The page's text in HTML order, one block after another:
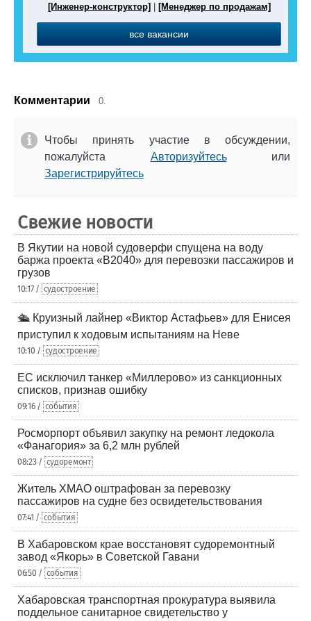
[Инженер-конструктор]| [Менеджер по продажам]
все вакансии
Комментарии 0.
Чтобы принять участие в обсуждении,
пожалуйста Авторизуйтесьили
Зарегистрируйтесь
Свежие новости
В Якутии на новой судоверфи спущена на воду
баржа проекта «В2040» для перевозки пассажиров и
грузов
10:17 / судостроение
🛳️ Круизный лайнер «Виктор Астафьев» для Енисея
приступил к ходовым испытаниям на Неве
10:10 / судостроение
ЕС исключил танкер «Миллерово» из санкционных
списков, признав ошибку
09:16 / события
Росморпорт объявил закупку на ремонт ледокола
«Фанагория» за 6,2 млн рублей
08:23 / судоремонт
Житель ХМАО оштрафован за перевозку
пассажиров на судне без освидетельствования
07:41 / события
В Хабаровском крае восстановят судоремонтный
завод «Якорь» в Советской Гавани
06:50 / события
Хабаровская транспортная прокуратура выявила
поддельное санитарное свидетельство у